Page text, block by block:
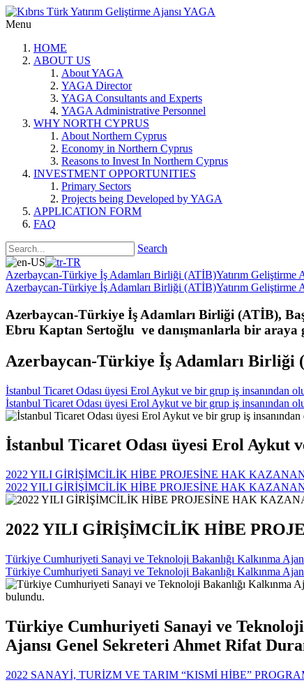
Menu
HOME
ABOUT US
About YAGA
YAGA Director
YAGA Consultants and Experts
YAGA Administrative Personnel
WHY NORTH CYPRUS
About Northern Cyprus
Economy in Northern Cyprus
Reasons to Invest In Northern Cyprus
INVESTMENT OPPORTUNITIES
Primary Sectors
Projects being Developed by YAGA
APPLICATION FORM
FAQ
Search
Azerbaycan-Türkiye İş Adamları Birliği (ATİB)Yatırım Geliştirme
Azerbaycan-Türkiye İş Adamları Birliği (ATİB)Yatırım Geliştirme
Azerbaycan-Türkiye İş Adamları Birliği (ATİB),
Ebru Kaptan Sertoğlu ve danışmanlarla bir
Azerbaycan-Türkiye İş Adamları Birliği
İstanbul Ticaret Odası üyesi Erol Aykut ve bir grup iş insanından
İstanbul Ticaret Odası üyesi Erol Aykut ve bir grup iş insanından
İstanbul Ticaret Odası üyesi Erol Aykut
2022 YILI GİRİŞİMCİLİK HİBE PROJESİNE HAK
2022 YILI GİRİŞİMCİLİK HİBE PROJESİNE HAK
2022 YILI GİRİŞİMCİLİK HİBE
Türkiye Cumhuriyeti Sanayi ve Teknoloji Bakanlığı Kalkınma
Türkiye Cumhuriyeti Sanayi ve Teknoloji Bakanlığı Kalkınma
Türkiye Cumhuriyeti Sanayi ve
Ajansı Genel Sekreteri Ahmet Rifat
2022 SANAYİ, TURİZM VE TARIM “KISMİ HİBE”